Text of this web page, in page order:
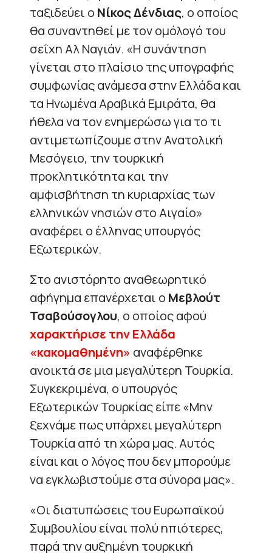
ταξιδεύει ο ΝίκοςΔένδιας, ο οποίος
θα συναντηθεί με τον ομόλογό του
σεΐχη Αλ Ναγιάν. «Η συνάντηση
γίνεται στο πλαίσιο της υπογραφής
συμφωνίας ανάμεσα στην Ελλάδα και
τα Ηνωμένα Αραβικά Εμιράτα, θα
ήθελα να τον ενημερώσω για το τι
αντιμετωπίζουμε στην Ανατολική
Μεσόγειο, την τουρκική
προκλητικότητα και την
αμφισβήτηση τη κυριαρχίας των
ελληνικών νησιών στο Αιγαίο»
αναφέρει ο έλληνας υπουργός
Εξωτερικών.
Στο ανιστόρητο αναθεωρητικό
αφήγημα επανέρχεται ο Μεβλούτ
Τσαβούσογλου, ο οποίος αφού
χαρακτήρισε την Ελλάδα
«κακομαθημένη» αναφέρθηκε
ανοικτά σε μια μεγαλύτερη Τουρκία.
Συγκεκριμένα, ο υπουργός
Εξωτερικών Τουρκίας είπε «Μην
ξεχνάμε πως υπάρχει μεγαλύτερη
Τουρκία από τη χώρα μας. Αυτός
είναι και ο λόγος που δεν μπορούμε
να εγκλωβιστούμε στα σύνορα μας».
«Οι διατυπώσεις του Ευρωπαϊκού
Συμβουλίου είναι πολύ ηπιότερες,
παρά την αυξημένη τουρκική